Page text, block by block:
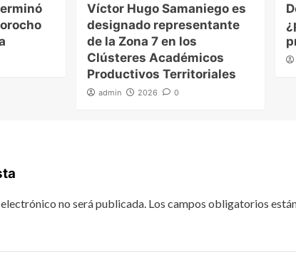
Víctor Hugo Samaniego es
designado representante
de la Zona 7 en los
Clústeres Académicos
Productivos Territoriales
admin 2026 0
no será publicada. Los campos obligatorios